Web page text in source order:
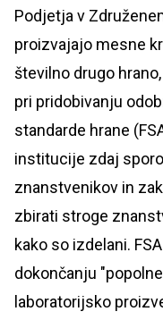
Podjetja v
proizvajajo mesne
številno drugo
pri pridobivanju
standarde hrane
institucije zdaj
znanstvenikov in
zbirati stroge
kako so izdelani.
dokončanju
laboratorijsko